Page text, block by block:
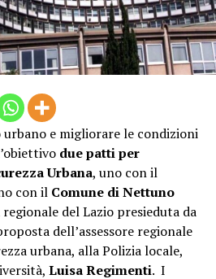
Medica Turistica – afferma il
– rappresenta una risposta
del nostro territorio nel periodo
e migliorare le condizioni
due patti per
Urbana, uno con il
con il Comune di Nettuno
del Lazio presieduta da
dell’assessore regionale
urbana, alla Polizia locale,
Luisa Regimenti. I